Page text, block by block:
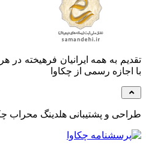
تقدیم به همه ایرانیان فرهیخته در
با اجازه رسمی از چکاوا
طراحی و پشتیبانی هلدینگ محراب